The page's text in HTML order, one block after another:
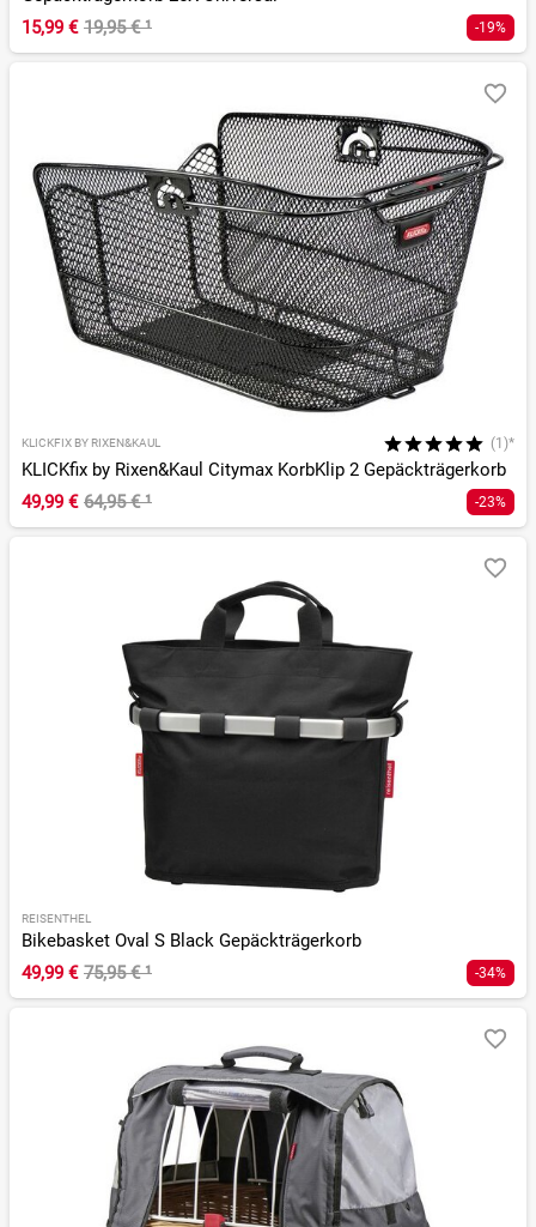
15,99 € 19,95 €¹ -19%
KLICKFIX BY RIXEN&KAUL (1)*
KLICKfix by Rixen&Kaul Citymax KorbKlip 2 Gepäckträgerkorb
49,99 € 64,95 €¹ -23%
REISENTHEL
Bikebasket Oval S Black Gepäckträgerkorb
49,99 € 75,95 €¹ -34%